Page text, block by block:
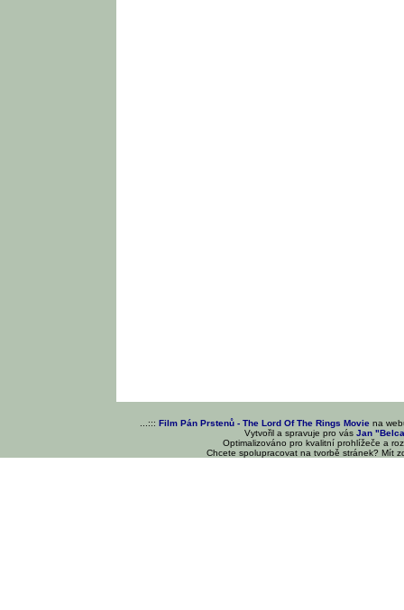
...::: Film Pán Prstenů - The Lord Of The Rings Movie na
Vytvořil a spravuje pro vásJan
Optimalizováno pro kvalitní prohlížeče a
Chcete spolupracovat na tvorbě stránek? Mít